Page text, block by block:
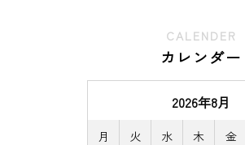
CALENDER
カレンダー
2026年8月
月 火 水 木 金